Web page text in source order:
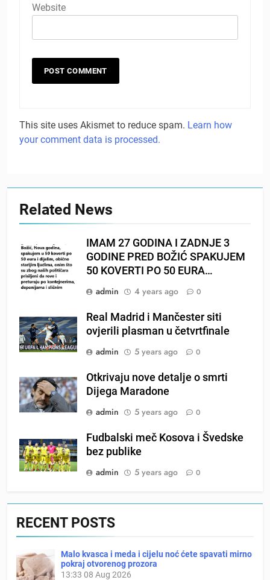
Website
This site uses Akismet to reduce spam. Learn how
your comment data is processed.
Related News
IMAM 27 GODINA I ZADNJE 3
GODINE PRED BOŽIĆ SPAKUJEM
50 KOVERTI PO 50 EURA…
admin
4 years ago 0
Real Madrid i Mančester siti
ovjerili plasman u četvrtfinale
admin
5 years ago 0
Otkrivaju nove detalje o smrti
Dijega Maradone
admin
5 years ago 0
Fudbalski meč Kosova i Švedske
bez publike
admin
5 years ago 0
RECENT POSTS
Malo kvasca i meda i cijelu noć ćete spavati mirno
pokraj otvorenog prozora
13:33 08 Aug 2026